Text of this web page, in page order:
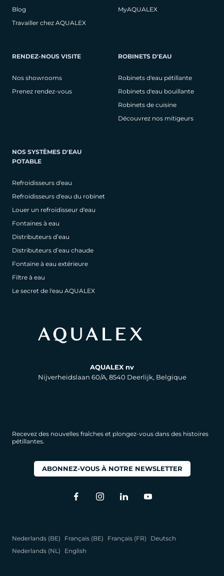
Blog
Travailler chez AQUALEX
MyAQUALEX
RENDEZ-NOUS VISITE
Nos showrooms
Prenez rendez-vous
ROBINETS D'EAU
Robinets d'eau pétillante
Robinets d'eau bouillante
Robinets de cuisine
Découvrez nos mitigeurs
NOS SYSTÈMES D'EAU
POTABLE
Refroidisseurs d'eau
Refroidisseurs d'eau du robinet
Louer un refroidisseur d'eau
Fontaines à eau
Distributeurs d’eau
Distributeurs d’eau chaude
Fontaine à eau extérieure
Filtre à eau
Le secret de l'eau AQUALEX
AQUALEX nv
Nijverheidslaan 60/A, 8540 Deerlijk, Belgique
Recevez des nouvelles fraîches et plongez-vous dans des histoires
pétillantes.
ABONNEZ-VOUS À NOTRE NEWSLETTER
Nederlands (BE) Français (BE) Français (FR)
Deutsch
Nederlands (NL)
English